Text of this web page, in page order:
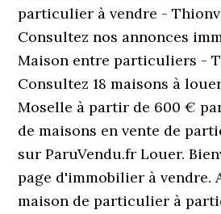
particulier à vendre -
Consultez nos annonces
Maison entre particuliers -
Consultez 18 maisons à
Moselle à partir de 600 €
de maisons en vente de
sur ParuVendu.fr Louer.
page d'immobilier à vendre.
maison de particulier à